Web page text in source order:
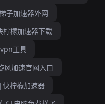
子加速器外网
檬加速器下载
工具
风加速官网入口
柠檬加速器